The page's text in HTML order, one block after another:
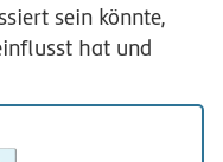
sein könnte,
hat und